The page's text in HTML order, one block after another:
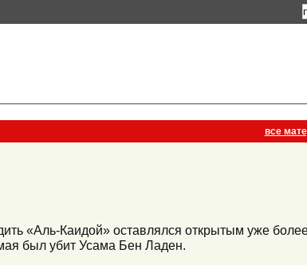
все
«Аль-Каидой» оставлялся открытым уже
был убит Усама Бен Ладен.